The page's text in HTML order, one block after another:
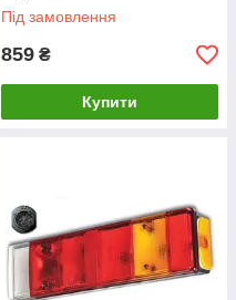
Під замовлення
859 ₴
Купити